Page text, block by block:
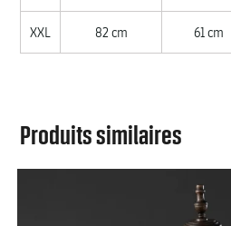
XXL 82 cm 61 cm
Produits similaires